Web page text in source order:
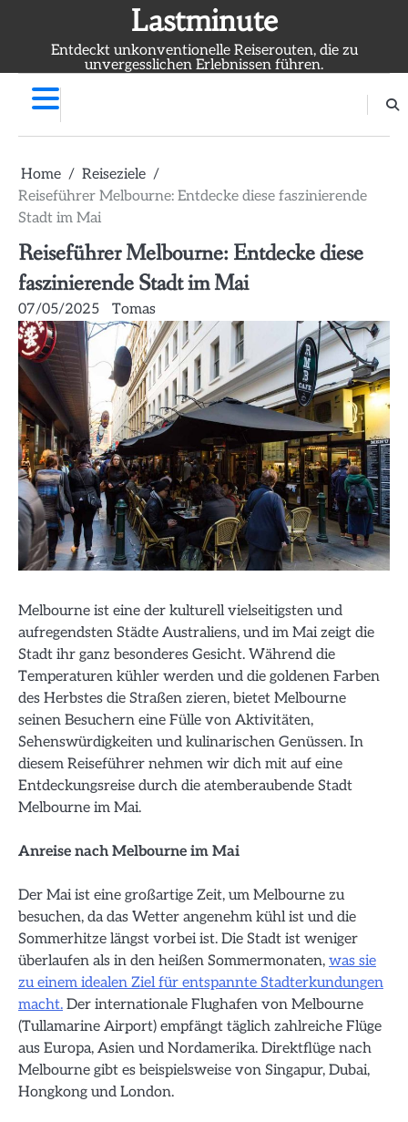
Lastminute
Entdeckt unkonventionelle Reiserouten, die zu
unvergesslichen Erlebnissen führen.
Home
Reiseziele
Reiseführer Melbourne: Entdecke diese faszinierende
Stadt im Mai
Reiseführer Melbourne: Entdecke diese
faszinierende Stadt im Mai
07/05/2025 Tomas
Melbourne ist eine der kulturell vielseitigsten und
aufregendsten Städte Australiens, und im Mai zeigt die
Stadt ihr ganz besonderes Gesicht. Während die
Temperaturen kühler werden und die goldenen Farben
des Herbstes die Straßen zieren, bietet Melbourne
seinen Besuchern eine Fülle von Aktivitäten,
Sehenswürdigkeiten und kulinarischen Genüssen. In
diesem Reiseführer nehmen wir dich mit auf eine
Entdeckungsreise durch die atemberaubende Stadt
Melbourne im Mai.
Anreise nach Melbourne im Mai
Der Mai ist eine großartige Zeit, um Melbourne zu
besuchen, da das Wetter angenehm kühl ist und die
Sommerhitze längst vorbei ist. Die Stadt ist weniger
überlaufen als in den heißen Sommermonaten, was sie
zu einem idealen Ziel für entspannte Stadterkundungen
macht. Der internationale Flughafen von Melbourne
(Tullamarine Airport) empfängt täglich zahlreiche Flüge
aus Europa, Asien und Nordamerika. Direktflüge nach
Melbourne gibt es beispielsweise von Singapur, Dubai,
Hongkong und London.